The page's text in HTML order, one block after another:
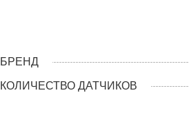
БРЕНД
КОЛИЧЕСТВО ДАТЧИКОВ